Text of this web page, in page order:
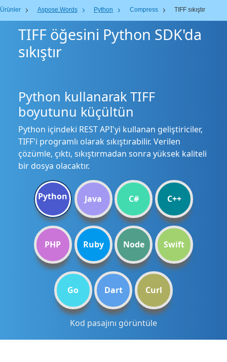
Ürünler Aspose.Words Python Compress TIFF sıkıştır
TIFF öğesini Python SDK'da
sıkıştır
Python kullanarak TIFF
boyutunu küçültün
Python içindeki REST API'yi kullanan geliştiriciler,
TIFF'i programlı olarak sıkıştırabilir. Verilen
çözümle, çıktı, sıkıştırmadan sonra yüksek kaliteli
bir dosya olacaktır.
Python Java C# C++
PHP Ruby Node Swift
Go Dart Curl
Kod pasajını görüntüle